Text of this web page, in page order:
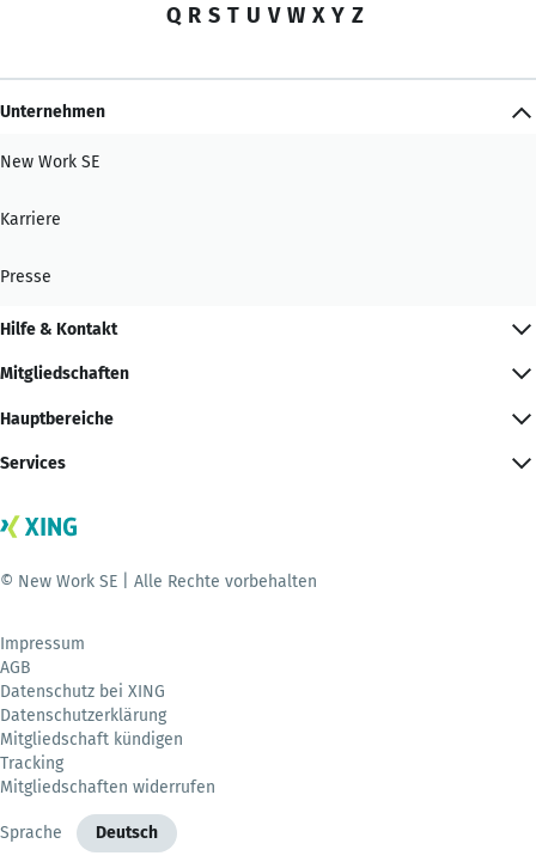
Q R S T U V W X Y Z
Unternehmen
New Work SE
Karriere
Presse
Hilfe & Kontakt
Mitgliedschaften
Hauptbereiche
Services
© New Work SE | Alle Rechte vorbehalten
Impressum
AGB
Datenschutz bei XING
Datenschutzerklärung
Mitgliedschaft kündigen
Tracking
Mitgliedschaften widerrufen
Sprache Deutsch